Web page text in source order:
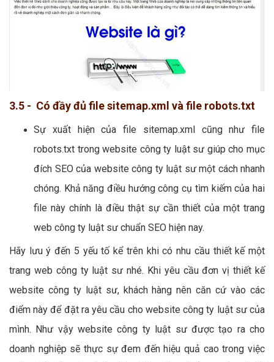
3.5 - Có đầy đủ file sitemap.xml và file robots.txt
Sự xuất hiện của file sitemap.xml cũng như file
robots.txt trong website công ty luật sư giúp cho mục
đích SEO của website công ty luật sư một cách nhanh
chóng. Khả năng điều hướng công cụ tìm kiếm của hai
file này chính là điều thật sự cần thiết của một trang
web công ty luật sư chuẩn SEO hiện nay.
Hãy lưu ý đến 5 yếu tố kể trên khi có nhu cầu thiết kế một
trang web công ty luật sư nhé. Khi yêu cầu đơn vị thiết kế
website công ty luật sư, khách hàng nên căn cứ vào các
điểm này để đặt ra yêu cầu cho website công ty luật sư của
mình. Như vậy website công ty luật sư được tạo ra cho
doanh nghiệp sẽ thực sự đem đến hiệu quả cao trong việc